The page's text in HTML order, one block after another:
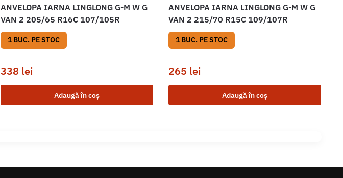
ANVELOPA IARNA LINGLONG G-M W G
VAN 2 205/65 R16C 107/105R
1 BUC. PE STOC
338 lei
Adaugă în coș
ANVELOPA IARNA LINGLONG G-M W G
VAN 2 215/70 R15C 109/107R
1 BUC. PE STOC
265 lei
Adaugă în coș